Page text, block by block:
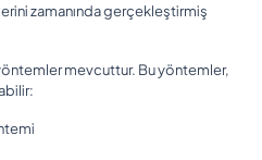
zamanında gerçekleştirmiş
mevcuttur. Bu yöntemler,